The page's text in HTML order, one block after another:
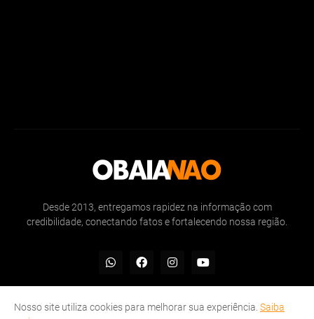
Desde 2013, entregamos rapidez na informação com
credibilidade, conectando fatos e fortalecendo nossa região.
Nosso site utiliza cookies para melhorar sua experiência. Saiba